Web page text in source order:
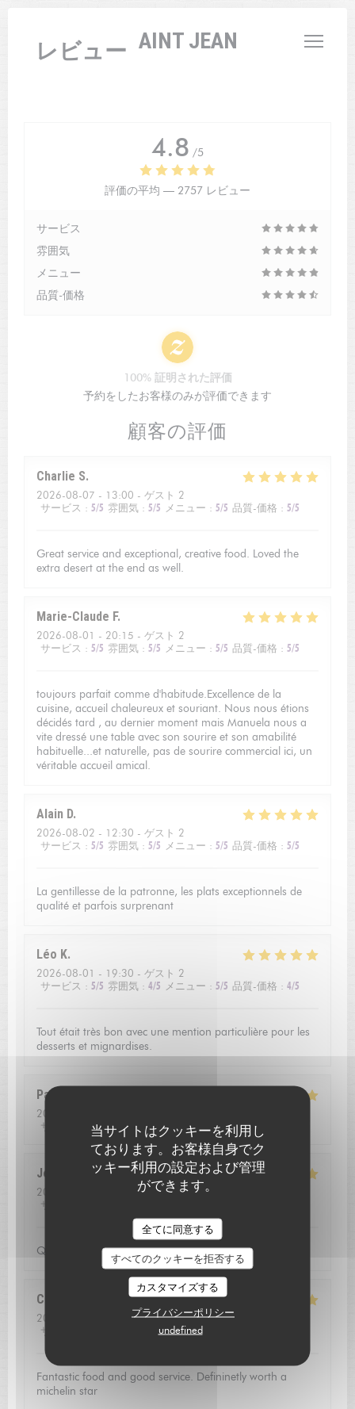
当サイトはクッキーを利用し
ております。お客様自身でク
ッキー利用の設定および管理
ができます。
全てに同意する
すべてのクッキーを拒否する
カスタマイズする
プライバシーポリシー
undefined
L'AUBERGE SAINT JEAN
レビュー
顧客の評価
Charlie S
2026-08-07 - 13:00 - ゲスト 2
サービス : 5/5 雰囲気 : 5/5 メニュー : 5/5 品質-価格 : 5/5
Great service and exceptional, creative food. Loved the
extra desert at the end as well.
Marie-Claude F
2026-08-01 - 20:15 - ゲスト 2
サービス : 5/5 雰囲気 : 5/5 メニュー : 5/5 品質-価格 : 5/5
toujours parfait comme d'habitude.Excellence de la
cuisine, accueil chaleureux et souriant. Nous nous étions
décidés tard , au dernier moment mais Manuela nous a
vite dressé une table avec son sourire et son amabilité
habituelle...et naturelle, pas de sourire commercial ici, un
véritable accueil amical.
Alain D
2026-08-02 - 12:30 - ゲスト 2
サービス : 5/5 雰囲気 : 5/5 メニュー : 5/5 品質-価格 : 5/5
La gentillesse de la patronne, les plats exceptionnels de
qualité et parfois surprenant
Léo K
2026-08-01 - 19:30 - ゲスト 2
サービス : 5/5 雰囲気 : 4/5 メニュー : 5/5 品質-価格 : 4/5
Tout était très bon avec une mention particulière pour les
desserts et mignardises.
Pascal
2026-08-01
サービス
5/5 雰囲気 4/5 メニュー 5 /5 品質-価格
Jean louis D
2026-07-24
- 12:30 - ゲスト 2
サービス
Qualite de l'accueil
Christoffer
2026-07-23
- 13:15 - ゲスト 2
サービス
/5 メニュー
Fantastic food and good service. Defininetly worth a
michelin star
4.8 /5
評価の平均 — 2757 レビュー
サービス
雰囲気
メニュー
品質-価格
100% 証明された評価
予約をしたお客様のみが評価できます
L'AUBERGE SAINT JEAN